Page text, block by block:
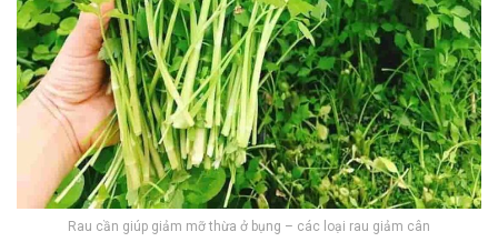
Rau cần giúp giảm mỡ thừa ở bụng – các loại rau giảm cân